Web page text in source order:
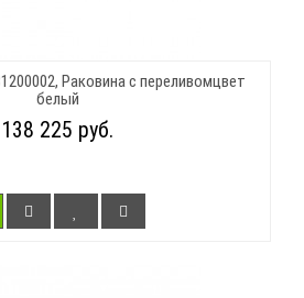
Раковина с переливомцвет
белый
138 225 руб.